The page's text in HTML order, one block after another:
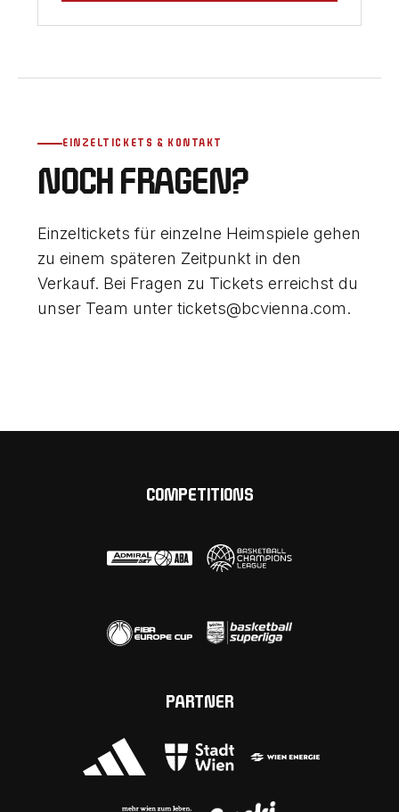
EINZELTICKETS & KONTAKT
NOCH FRAGEN?
Einzeltickets für einzelne Heimspiele gehen
zu einem späteren Zeitpunkt in den
Verkauf. Bei Fragen zu Tickets erreichst du
unser Team unter tickets@bcvienna.com.
COMPETITIONS
PARTNER